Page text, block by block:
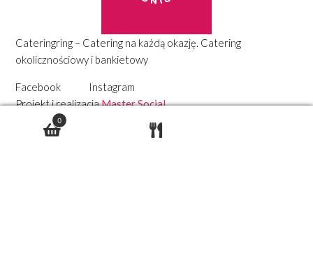
Cateringring – Catering na każdą okazję. Catering
okolicznościowy i bankietowy
Facebook
Instagram
Projekt i realizacjaMaster Social
Polecamy
0